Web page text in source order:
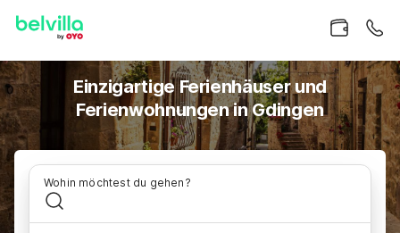
Einzigartige Ferienhäuser und
Ferienwohnungen in Gdingen
Wohin möchtest du gehen?